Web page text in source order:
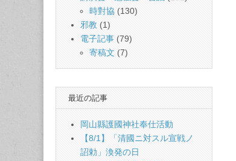
時對協 (130)
邪教 (1)
電子記事 (79)
寄稿文 (7)
最近の記事
岡山縣護國神社奉仕活動
【8/1】「清國ニ対スル宣戦ノ
詔勅」渙発の日